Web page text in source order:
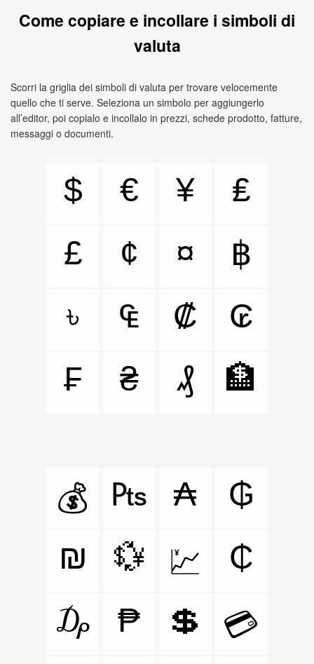
Come copiare e incollare i simboli di
valuta
Scorri la griglia dei simboli di valuta per trovare velocemente
quello che ti serve. Seleziona un simbolo per aggiungerlo
all’editor, poi copialo e incollalo in prezzi, schede prodotto, fatture,
messaggi o documenti.
$ € ¥
₤
£
¢ ¤
฿
৳
₠ ₡
₢
₣
₴ ₰ 🏦
💰 ₧ ₳
₲
₪
💱 💹
₵
₯
₱ 💲
💳